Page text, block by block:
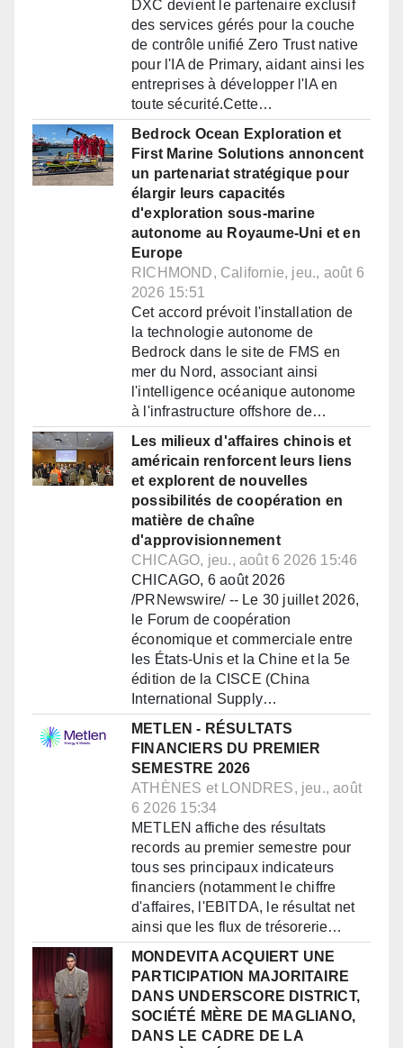
DXC devient le partenaire exclusif
des services gérés pour la couche
de contrôle unifié Zero Trust native
pour l'IA de Primary, aidant ainsi les
entreprises à développer l'IA en
toute sécurité.Cette…
Bedrock Ocean Exploration et
First Marine Solutions annoncent
un partenariat stratégique pour
élargir leurs capacités
d'exploration sous-marine
autonome au Royaume-Uni et en
Europe
RICHMOND, Californie, jeu., août 6
2026 15:51
Cet accord prévoit l'installation de
la technologie autonome de
Bedrock dans le site de FMS en
mer du Nord, associant ainsi
l'intelligence océanique autonome
à l'infrastructure offshore de…
Les milieux d'affaires chinois et
américain renforcent leurs liens
et explorent de nouvelles
possibilités de coopération en
matière de chaîne
d'approvisionnement
CHICAGO, jeu., août 6 2026 15:46
CHICAGO, 6 août 2026
/PRNewswire/ -- Le 30 juillet 2026,
le Forum de coopération
économique et commerciale entre
les États-Unis et la Chine et la 5e
édition de la CISCE (China
International Supply…
METLEN - RÉSULTATS
FINANCIERS DU PREMIER
SEMESTRE 2026
ATHÈNES et LONDRES, jeu., août
6 2026 15:34
METLEN affiche des résultats
records au premier semestre pour
tous ses principaux indicateurs
financiers (notamment le chiffre
d'affaires, l'EBITDA, le résultat net
ainsi que les flux de trésorerie…
MONDEVITA ACQUIERT UNE
PARTICIPATION MAJORITAIRE
DANS UNDERSCORE DISTRICT,
SOCIÉTÉ MÈRE DE MAGLIANO,
DANS LE CADRE DE LA